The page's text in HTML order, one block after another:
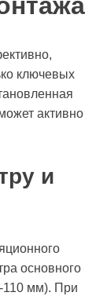
ключевых
активно
и
основного
110 мм). При